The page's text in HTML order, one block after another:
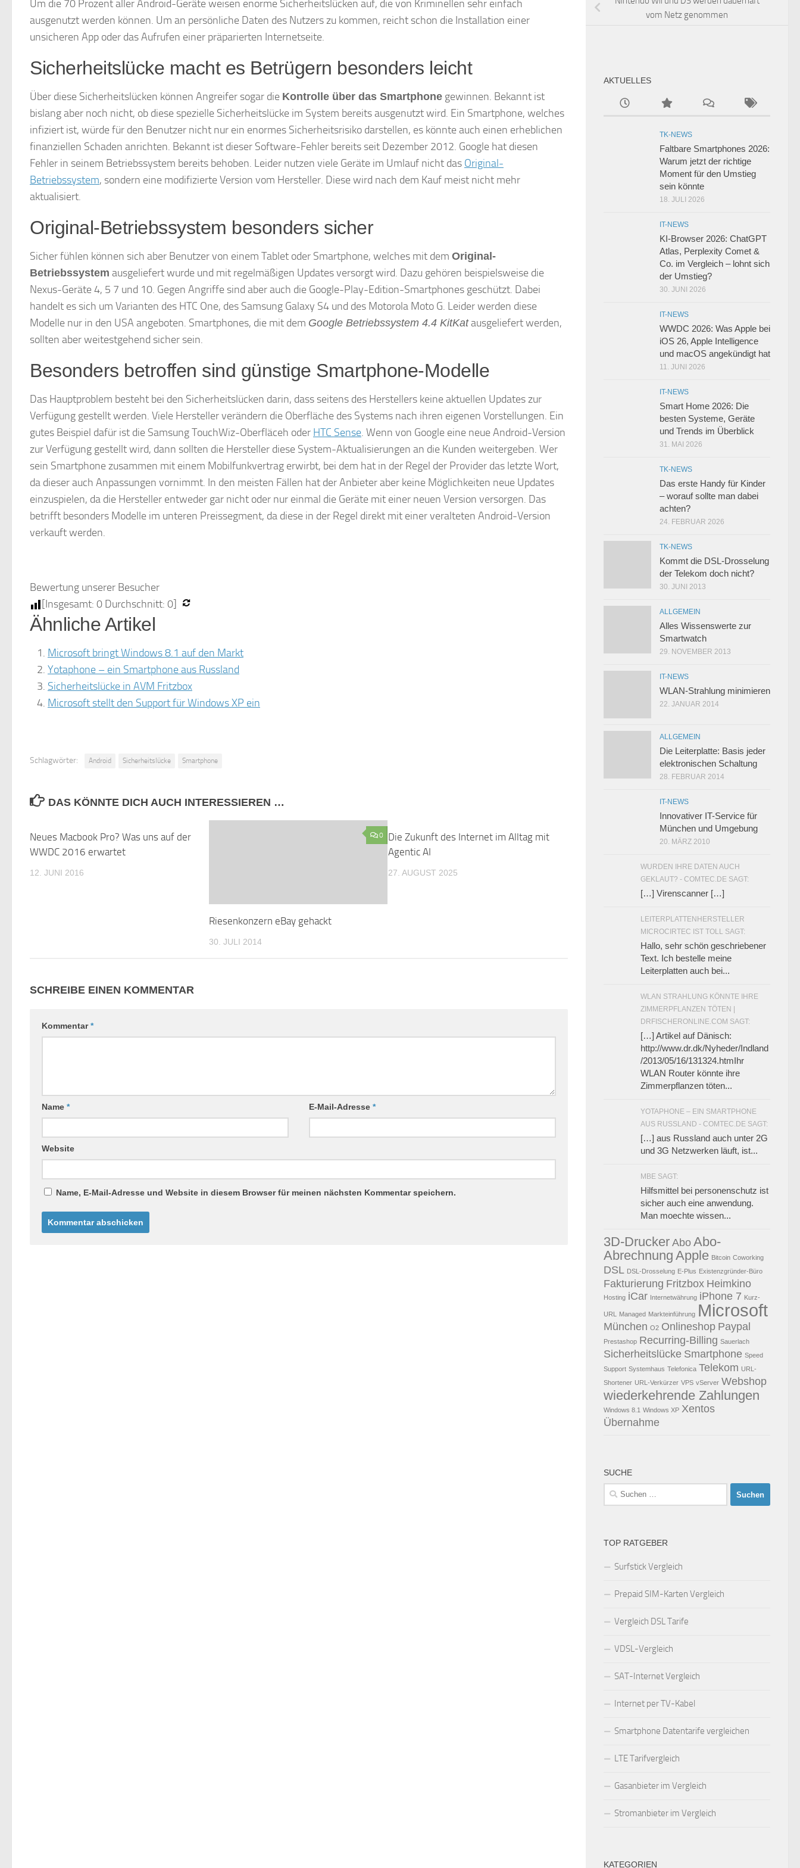
Um die 70 Prozent aller Android-Geräte weisen enorme Sicherheitslücken auf, die von Kriminellen sehr einfach
ausgenutzt werden können. Um an persönliche Daten des Nutzers zu kommen, reicht schon die Installation einer
unsicheren App oder das Aufrufen einer präparierten Internetseite.
Sicherheitslücke macht es Betrügern besonders leicht
Über diese Sicherheitslücken können Angreifer sogar die Kontrolle über das Smartphone gewinnen. Bekannt ist
bislang aber noch nicht, ob diese spezielle Sicherheitslücke im System bereits ausgenutzt wird. Ein Smartphone, welches
infiziert ist, würde für den Benutzer nicht nur ein enormes Sicherheitsrisiko darstellen, es könnte auch einen erheblichen
finanziellen Schaden anrichten. Bekannt ist dieser Software-Fehler bereits seit Dezember 2012. Google hat diesen
Fehler in seinem Betriebssystem bereits behoben. Leider nutzen viele Geräte im Umlauf nicht das Original-
Betriebssystem, sondern eine modifizierte Version vom Hersteller. Diese wird nach dem Kauf meist nicht mehr
aktualisiert.
Original-Betriebssystem besonders sicher
Sicher fühlen können sich aber Benutzer von einem Tablet oder Smartphone, welches mit dem Original-
Betriebssystem ausgeliefert wurde und mit regelmäßigen Updates versorgt wird. Dazu gehören beispielsweise die
Nexus-Geräte 4, 5 7 und 10. Gegen Angriffe sind aber auch die Google-Play-Edition-Smartphones geschützt. Dabei
handelt es sich um Varianten des HTC One, des Samsung Galaxy S4 und des Motorola Moto G. Leider werden diese
Modelle nur in den USA angeboten. Smartphones, die mit dem Google Betriebssystem 4.4 KitKatausgeliefert werden,
sollten aber weitestgehend sicher sein.
Besonders betroffen sind günstige Smartphone-Modelle
Das Hauptproblem besteht bei den Sicherheitslücken darin, dass seitens des Herstellers keine aktuellen Updates zur
Verfügung gestellt werden. Viele Hersteller verändern die Oberfläche des Systems nach ihren eigenen Vorstellungen. Ein
gutes Beispiel dafür ist die Samsung TouchWiz-Oberfläceh oder HTC Sense. Wenn von Google eine neue Android-Version
zur Verfügung gestellt wird, dann sollten die Hersteller diese System-Aktualisierungen an die Kunden weitergeben. Wer
sein Smartphone zusammen mit einem Mobilfunkvertrag erwirbt, bei dem hat in der Regel der Provider das letzte Wort,
da dieser auch Anpassungen vornimmt. In den meisten Fällen hat der Anbieter aber keine Möglichkeiten neue Updates
einzuspielen, da die Hersteller entweder gar nicht oder nur einmal die Geräte mit einer neuen Version versorgen. Das
betrifft besonders Modelle im unteren Preissegment, da diese in der Regel direkt mit einer veralteten Android-Version
verkauft werden.
Bewertung unserer Besucher
[Insgesamt: 0 Durchschnitt: 0]
Ähnliche Artikel
Microsoft bringt Windows 8.1 auf den Markt
Yotaphone – ein Smartphone aus Russland
Sicherheitslücke in AVM Fritzbox
Microsoft stellt den Support für Windows XP ein
Schlagwörter: Android Sicherheitslücke Smartphone
DAS KÖNNTE DICH AUCH INTERESSIEREN …
Neues Macbook Pro? Was uns auf der
WWDC 2016 erwartet
12. JUNI 2016
0
Riesenkonzern eBay gehackt
30. JULI 2014
Die Zukunft des Internet im Alltag mit
Agentic AI
27. AUGUST 2025
SCHREIBE EINEN KOMMENTAR
Kommentar*
Name * E-Mail-Adresse*
Website
Name, E-Mail-Adresse und Website in diesem Browser für meinen nächsten Kommentar speichern.
vom Netz genommen
AKTUELLES
TK-NEWS
Faltbare Smartphones 2026:
Warum jetzt der richtige
Moment für den Umstieg
sein könnte
18. JULI 2026
IT-NEWS
KI-Browser 2026: ChatGPT
Atlas, Perplexity Comet &
Co. im Vergleich – lohnt sich
der Umstieg?
30. JUNI 2026
IT-NEWS
WWDC 2026: Was Apple bei
iOS 26, Apple Intelligence
und macOS angekündigt hat
11. JUNI 2026
IT-NEWS
Smart Home 2026: Die
besten Systeme, Geräte
und Trends im Überblick
31. MAI 2026
TK-NEWS
Das erste Handy für Kinder
– worauf sollte man dabei
achten?
24. FEBRUAR 2026
TK-NEWS
Kommt die DSL-Drosselung
der Telekom doch nicht?
30. JUNI 2013
ALLGEMEIN
Alles Wissenswerte zur
Smartwatch
29. NOVEMBER 2013
IT-NEWS
WLAN-Strahlung minimieren
22. JANUAR 2014
ALLGEMEIN
Die Leiterplatte: Basis jeder
elektronischen Schaltung
28. FEBRUAR 2014
IT-NEWS
Innovativer IT-Service für
München und Umgebung
20. MÄRZ 2010
WURDEN IHRE DATEN AUCH
GEKLAUT? - COMTEC.DE SAGT:
[…] Virenscanner […]
LEITERPLATTENHERSTELLER
MICROCIRTEC IST TOLL SAGT:
Hallo, sehr schön geschriebener
Text. Ich bestelle meine
Leiterplatten auch bei...
WLAN STRAHLUNG KÖNNTE IHRE
ZIMMERPFLANZEN TÖTEN |
DRFISCHERONLINE.COM SAGT:
[…] Artikel auf Dänisch:
http://www.dr.dk/Nyheder/Indland
/2013/05/16/131324.htmIhr
WLAN Router könnte ihre
Zimmerpflanzen töten...
YOTAPHONE – EIN SMARTPHONE
AUS RUSSLAND - COMTEC.DE SAGT:
[…] aus Russland auch unter 2G
und 3G Netzwerken läuft, ist...
MBE SAGT:
Hilfsmittel bei personenschutz ist
sicher auch eine anwendung.
Man moechte wissen...
3D-Drucker Abo Abo-
Abrechnung Apple Bitcoin Coworking
DSL DSL-Drosselung E-Plus Existenzgründer-Büro
Fakturierung Fritzbox Heimkino
Hosting iCar Internetwährung iPhone 7 Kurz-
URL Managed Markteinführung Microsoft
München O2 Onlineshop Paypal
Prestashop Recurring-Billing Sauerlach
Sicherheitslücke Smartphone Speed
Support Systemhaus Telefonica Telekom URL-
Shortener URL-Verkürzer VPS vServer Webshop
wiederkehrende Zahlungen
Windows 8.1 Windows XP Xentos
Übernahme
SUCHE
Suchen
nach:
TOP RATGEBER
Surfstick Vergleich
Prepaid SIM-Karten Vergleich
Vergleich DSL Tarife
VDSL-Vergleich
SAT-Internet Vergleich
Internet per TV-Kabel
Smartphone Datentarife vergleichen
LTE Tarifvergleich
Gasanbieter im Vergleich
Stromanbieter im Vergleich
KATEGORIEN